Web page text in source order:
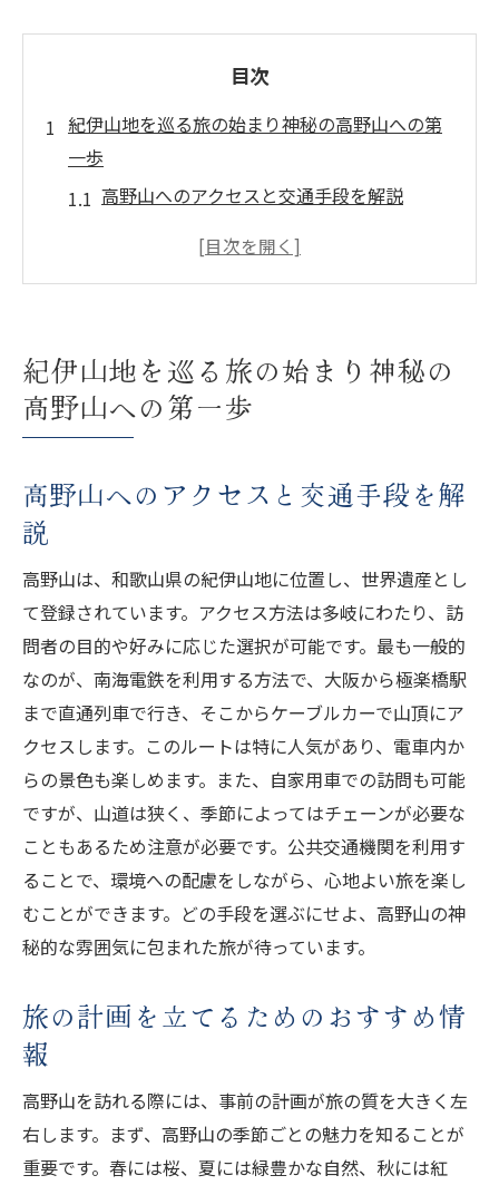
目次
紀伊山地を巡る旅の始まり神秘の高野山への第
一歩
高野山へのアクセスと交通手段を解説
旅の計画を立てるためのおすすめ情報
高野山周辺のグルメスポット紹介
高野山の魅力を探る自然と宗教の調和が生む世
高野山の歴史とその宗教的意義
高野山の文化財とその保存活動について
訪問者が体験できる宗教的儀式や行事
自然保護と観光業の両立を目指して
高野山を訪れる前に知っておくべき事
四季折々の高野山桜から雪景色までの魅惑的な
変化
春の高野山：桜の名所を訪れる
夏の高野山で自然と触れ合う方法
秋の紅葉が彩る高野山の散策ルート
冬の高野山：雪景色の中での特別な体験
季節ごとのおすすめアクティビティ
心の静けさを見つける高野山での瞑想と散策の
瞑想体験ができるおすすめスポット
高野山の散策ルートとその効果
心を落ち着けるための呼吸法と瞑想法
紀伊山地を巡る旅の始まり神秘の
高野山への第一歩
高野山へのアクセスと交通手段を解
説
高野山は、和歌山県の紀伊山地に位置し、世界遺産とし
て登録されています。アクセス方法は多岐にわたり、訪
問者の目的や好みに応じた選択が可能です。最も一般的
なのが、南海電鉄を利用する方法で、大阪から極楽橋駅
まで直通列車で行き、そこからケーブルカーで山頂にア
クセスします。このルートは特に人気があり、電車内か
らの景色も楽しめます。また、自家用車での訪問も可能
ですが、山道は狭く、季節によってはチェーンが必要な
こともあるため注意が必要です。公共交通機関を利用す
ることで、環境への配慮をしながら、心地よい旅を楽し
むことができます。どの手段を選ぶにせよ、高野山の神
秘的な雰囲気に包まれた旅が待っています。
旅の計画を立てるためのおすすめ情
報
高野山を訪れる際には、事前の計画が旅の質を大きく左
右します。まず、高野山の季節ごとの魅力を知ることが
重要です。春には桜、夏には緑豊かな自然、秋には紅